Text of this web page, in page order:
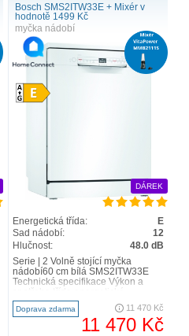
Bosch SMS2ITW33E + Mixér v
hodnotě 1499 Kč
myčka nádobí
DÁREK
Energetická třída:
E
Sad nádobí:
12
Hlučnost:
48.0 dB
Serie | 2 Volně stojící myčka
nádobí60 cm bílá SMS2ITW33E
Technická specifikace Výkon a
účinnosti1: E energie2 /..
Doprava zdarma 11 470 Kč
11 470 Kč